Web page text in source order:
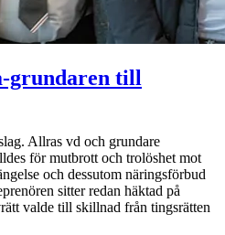
grundaren till
Allras vd och grundare
för mutbrott och trolöshet mot
och dessutom näringsförbud
sitter redan häktad på
valde till skillnad från tingsrätten